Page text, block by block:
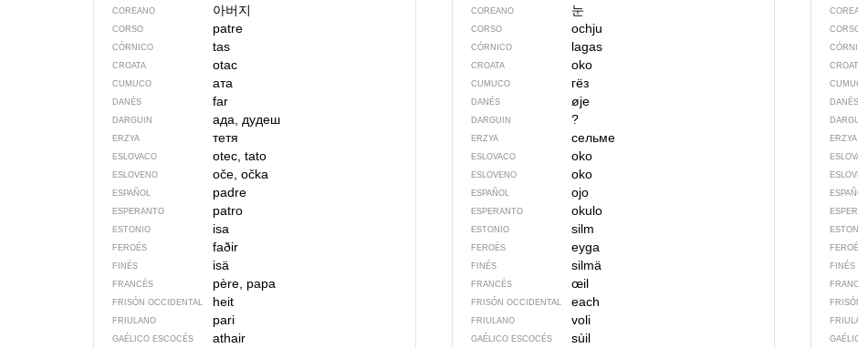
COREANO 아버지
CORSO patre
CÓRNICO tas
CROATA otac
CUMUCO ата
DANÉS far
DARGUIN ада, дудеш
ERZYA тетя
ESLOVACO otec, tato
ESLOVENO oče, očka
ESPAÑOL padre
ESPERANTO patro
ESTONIO isa
FEROÉS faðir
FINÉS isä
FRANCÉS père, papa
FRISÓN OCCIDENTAL heit
FRIULANO pari
GAÉLICO ESCOCÉS athair
COREANO 눈
CORSO ochju
CÓRNICO lagas
CROATA oko
CUMUCO гёз
DANÉS øje
DARGUIN ?
ERZYA сельме
ESLOVACO oko
ESLOVENO oko
ESPAÑOL ojo
ESPERANTO okulo
ESTONIO silm
FEROÉS eyga
FINÉS silmä
FRANCÉS œil
FRISÓN OCCIDENTAL each
FRIULANO voli
GAÉLICO ESCOCÉS sùil
DANÉS
ERZYA
FINÉS